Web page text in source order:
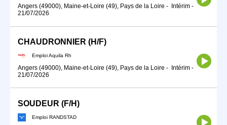
Angers (49000), Maine-et-Loire (49), Pays de la Loire - Intérim -
21/07/2026
CHAUDRONNIER (H/F)
Emploi Aquila Rh
Angers (49000), Maine-et-Loire (49), Pays de la Loire - Intérim -
21/07/2026
SOUDEUR (F/H)
Emploi RANDSTAD